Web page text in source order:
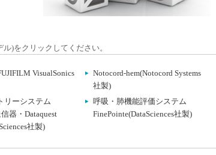
)をクリックしてください。
VisualSonics
Notocord-hem(Notocord Systems
社製)
リーシステム
器・Dataquest
社製)
呼吸・肺機能評価システム
FinePointe(DataSciences社製)